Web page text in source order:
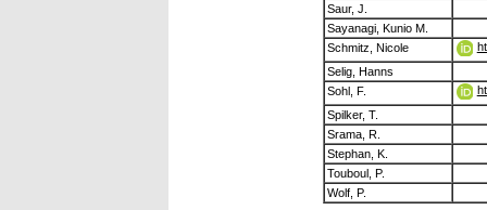
Saur, J.
Sayanagi, Kunio M.
Schmitz, Nicole
Selig, Hanns
Sohl, F.
Spilker, T.
Srama, R.
Stephan, K.
Touboul, P.
Wolf, P.